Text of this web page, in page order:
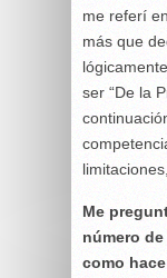
me referí
más que
ser “De la
Me
número
como